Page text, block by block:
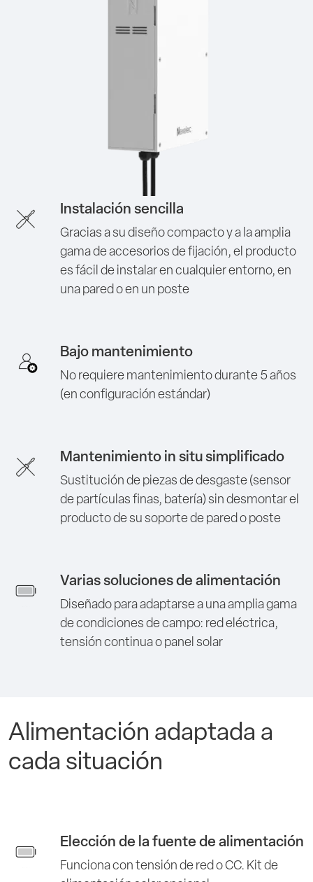
Instalación sencilla
Gracias a su diseño compacto y a la amplia
gama de accesorios de fijación, el producto
es fácil de instalar en cualquier entorno, en
una pared o en un poste
Bajo mantenimiento
No requiere mantenimiento durante 5 años
(en configuración estándar)
Mantenimiento in situ simplificado
Sustitución de piezas de desgaste (sensor
de partículas finas, batería) sin desmontar el
producto de su soporte de pared o poste
Varias soluciones de alimentación
Diseñado para adaptarse a una amplia gama
de condiciones de campo: red eléctrica,
tensión continua o panel solar
Alimentación adaptada a
cada situación
Elección de la fuente de alimentación
Funciona con tensión de red o CC. Kit de